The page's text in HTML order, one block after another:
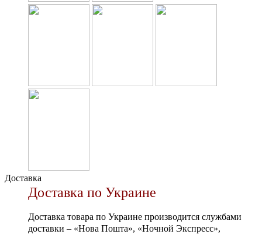
Доставка
Доставка по Украине
Доставка товара по Украине производится службами
доставки – «Нова Пошта», «Ночной Экспресс»,